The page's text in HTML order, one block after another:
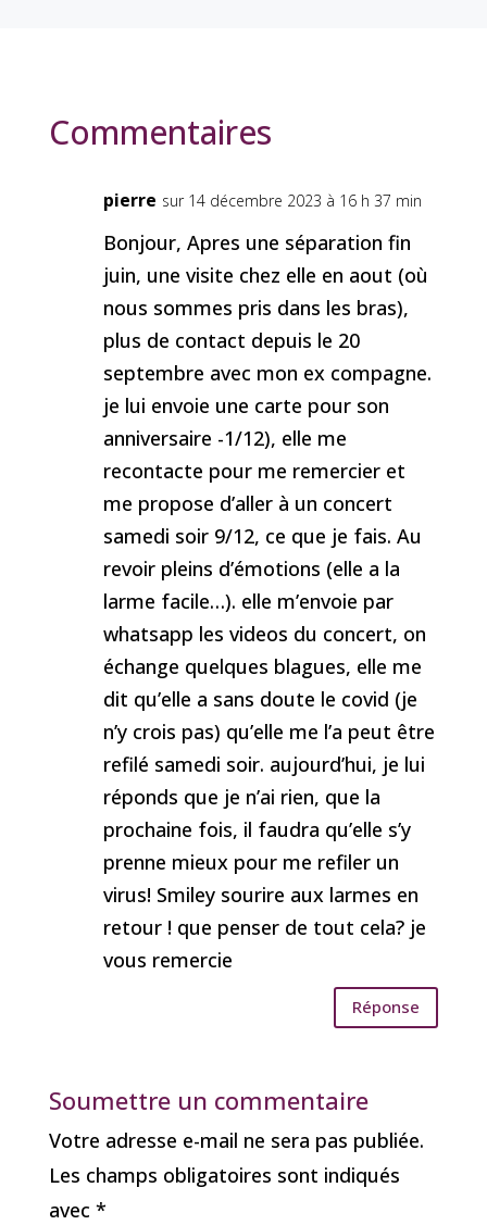
Commentaires
pierre sur 14 décembre 2023 à 16 h 37 min
Bonjour, Apres une séparation fin
juin, une visite chez elle en aout (où
nous sommes pris dans les bras),
plus de contact depuis le 20
septembre avec mon ex compagne.
je lui envoie une carte pour son
anniversaire -1/12), elle me
recontacte pour me remercier et
me propose d’aller à un concert
samedi soir 9/12, ce que je fais. Au
revoir pleins d’émotions (elle a la
larme facile…). elle m’envoie par
whatsapp les videos du concert, on
échange quelques blagues, elle me
dit qu’elle a sans doute le covid (je
n’y crois pas) qu’elle me l’a peut être
refilé samedi soir. aujourd’hui, je lui
réponds que je n’ai rien, que la
prochaine fois, il faudra qu’elle s’y
prenne mieux pour me refiler un
virus! Smiley sourire aux larmes en
retour ! que penser de tout cela? je
vous remercie
Réponse
Soumettre un commentaire
Votre adresse e-mail ne sera pas publiée.
Les champs obligatoires sont indiqués
avec *